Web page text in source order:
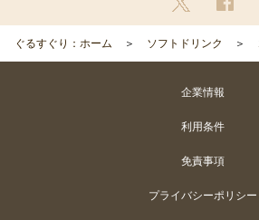
ぐるすぐり：ホーム ソフトドリンク
企業情報
利用条件
免責事項
プライバシーポリシー